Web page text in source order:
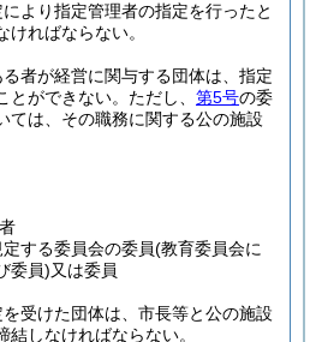
より指定管理者の指定を行ったと
ければならない。
者が経営に関与する団体は、指定
ができない。 ただし、 第5号の委
ては、その職務に関する公の施設
する委員会の委員(教育委員会に
委員)又は委員
受けた団体は、市長等と公の施設
しなければならない。